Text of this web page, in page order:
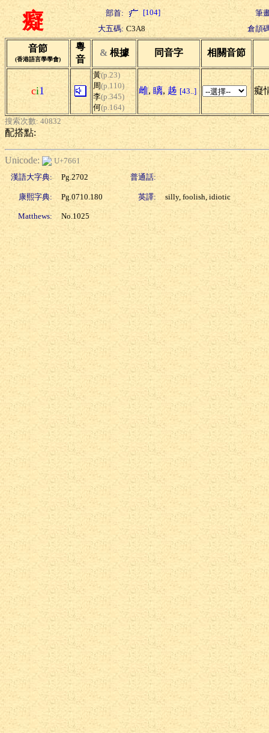
癡 部首: [104]
筆
大五碼: C3A8 倉頡
音節
(香港語言學學會)
粵
音
& 根據 同音字 相關音節
ci1
黃(p.23)
周(p.110)
李(p.345)
何(p.164)
雌, 瞝, 趀 [43..] 癡
搜索次數: 40832
配搭點:
Unicode:
U+7661
漢語大字典:
Pg.2702 普通話:
康熙字典: Pg.0710.180 英譯: silly, foolish, idiotic
Matthews: No.1025